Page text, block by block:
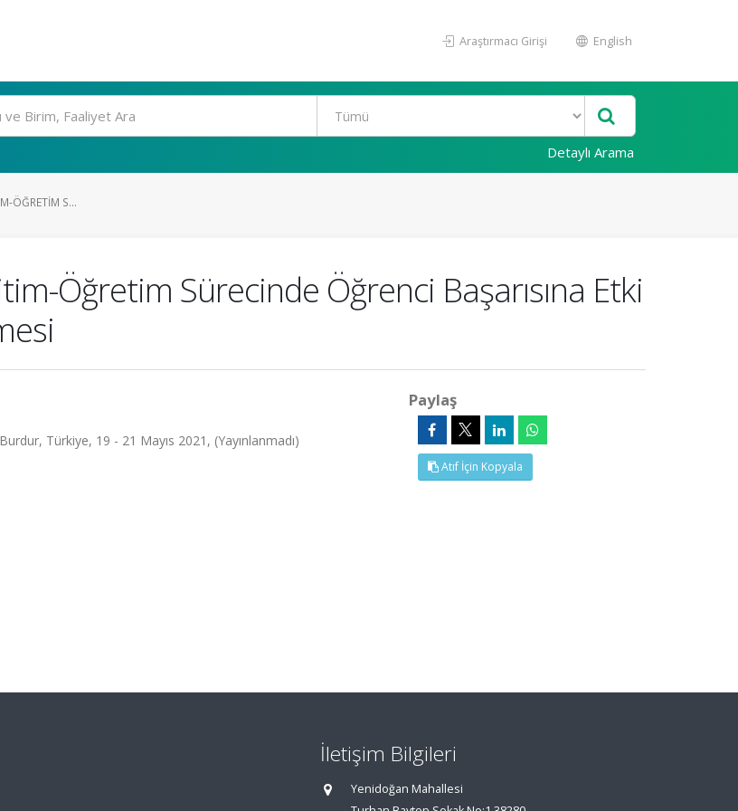
Araştırmacı Girişi English
Detaylı Arama
ÖĞRETIM S...
Öğretim Sürecinde Öğrenci Başarısına Etki
Türkiye, 19 - 21 Mayıs 2021, (Yayınlanmadı)
Paylaş
Atıf İçin Kopyala
İletişim Bilgileri
Yenidoğan Mahallesi